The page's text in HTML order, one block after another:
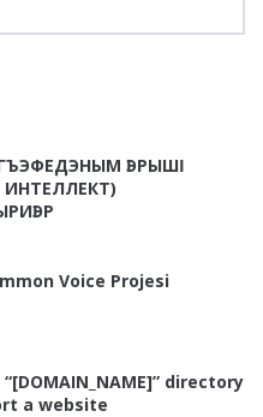
ӀЭРЫШӀ
Voice Projesi
directory
a website